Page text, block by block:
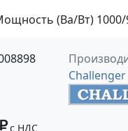
(Ва/Вт) 1000/
Challenger
с НДС